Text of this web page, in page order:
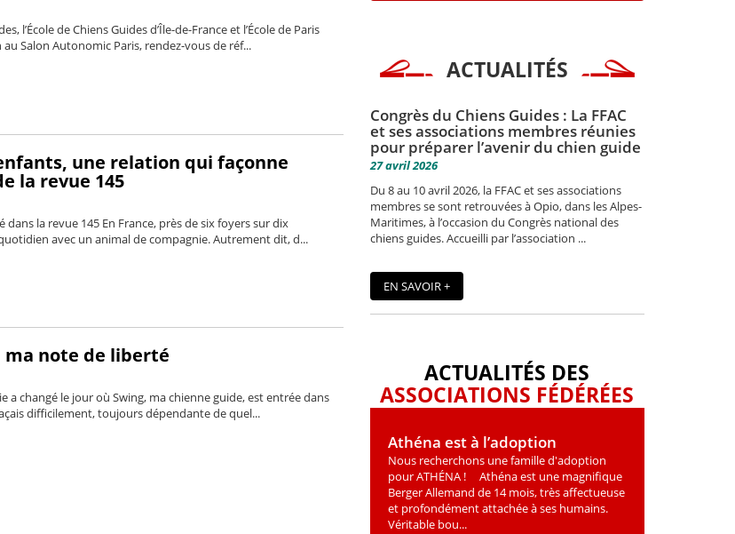
l’École de Chiens Guides d’Île-de-France et l’École de Paris
Salon Autonomic Paris, rendez-vous de réf...
une relation qui façonne
la revue 145
la revue 145 En France, près de six foyers sur dix
avec un animal de compagnie. Autrement dit, d...
ma note de liberté
a changé le jour où Swing, ma chienne guide, est entrée dans
difficilement, toujours dépendante de quel...
ACTUALITÉS
Congrès du Chiens Guides : La FFAC
et ses associations membres réunies
pour préparer l’avenir du chien guide
27 avril 2026
Du 8 au 10 avril 2026, la FFAC et ses associations
membres se sont retrouvées à Opio, dans les Alpes-
Maritimes, à l’occasion du Congrès national des
chiens guides. Accueilli par l’association ...
EN SAVOIR +
ACTUALITÉS DES
ASSOCIATIONS FÉDÉRÉES
Athéna est à l’adoption
Nous recherchons une famille d'adoption
pour ATHÉNA ! Athéna est une magniﬁque
Berger Allemand de 14 mois, très affectueuse
et profondément attachée à ses humains.
Véritable bou...